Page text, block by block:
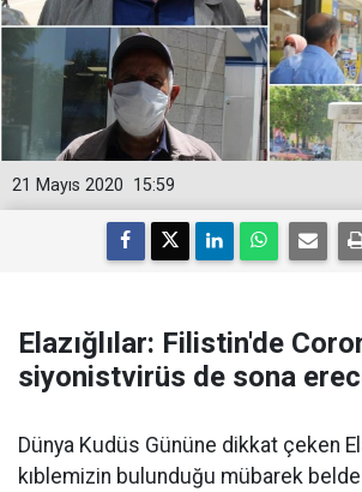
15:59
21 Mayıs 2020
Elazığlılar: Filistin'de
siyonistvirüs de sona
​Dünya Kudüs Gününe dikkat çeken
kıblemizin bulunduğu mübarek